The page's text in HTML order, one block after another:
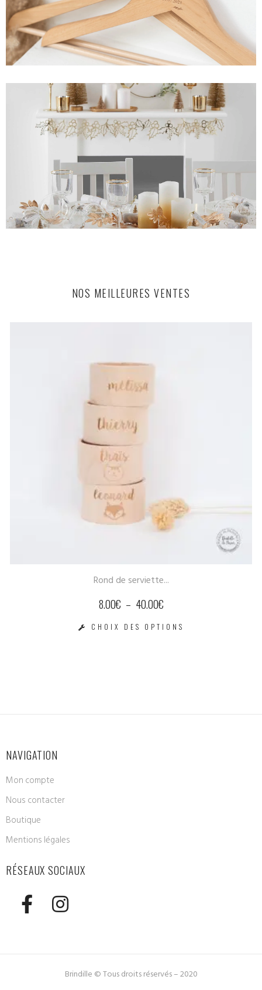
NOS MEILLEURES VENTES
Cube bois naissance...
26.00€
VOIR LE PRODUIT
NAVIGATION
Mon compte
Nous contacter
Boutique
Mentions légales
RÉSEAUX SOCIAUX
Brindille © Tous droits réservés – 2020